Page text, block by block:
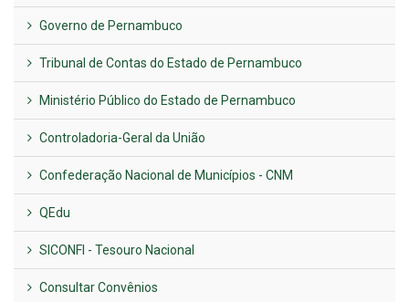
Governo de Pernambuco
Tribunal de Contas do Estado de Pernambuco
Ministério Público do Estado de Pernambuco
Controladoria-Geral da União
Confederação Nacional de Municípios - CNM
QEdu
SICONFI - Tesouro Nacional
Consultar Convênios